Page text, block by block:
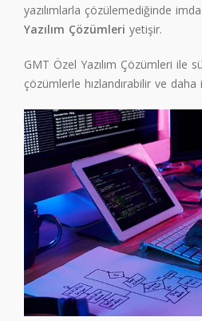
yazılımlarla çözülemediğinde
Yazılım Çözümleri yetişir.
GMT Özel Yazılım Çözümleri ile
çözümlerle hızlandırabilir ve